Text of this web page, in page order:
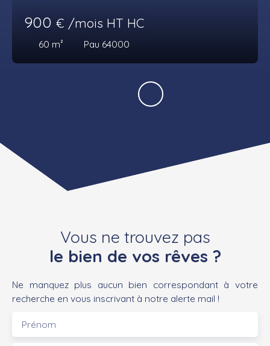
900 € /mois HT HC
60 m² Pau 64000
Vous ne trouvez pas
le bien de vos rêves ?
Ne manquez plus aucun bien correspondant à votre
recherche en vous inscrivant à notre alerte mail !
Prénom